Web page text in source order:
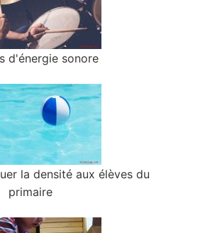
d'énergie sonore
la densité aux élèves du
primaire